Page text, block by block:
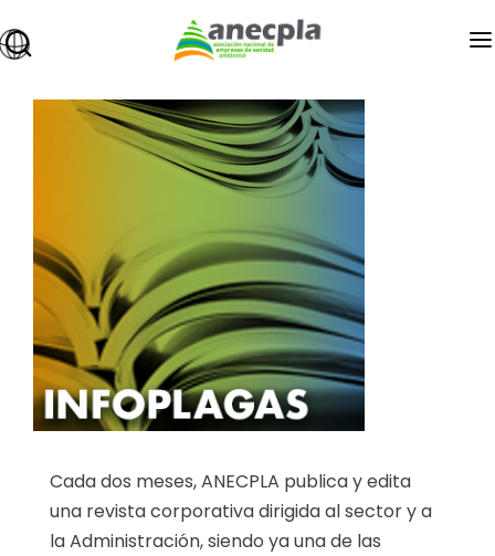
SANIDAD AMBIENTAL
EMPLEO
INFOPLAGAS
EXPOCIDA
BLOG
ÁREA DE ASOCIADOS
Cada dos meses, ANECPLA publica y edita
una revista corporativa dirigida al sector y a
la Administración, siendo ya una de las